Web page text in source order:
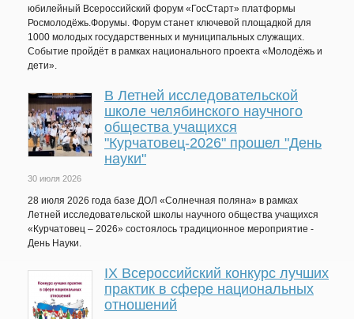
юбилейный Всероссийский форум «ГосСтарт» платформы
Росмолодёжь.Форумы. Форум станет ключевой площадкой для
1000 молодых государственных и муниципальных служащих.
Событие пройдёт в рамках национального проекта «Молодёжь и
дети».
В Летней исследовательской
школе челябинского научного
общества учащихся
"Курчатовец-2026" прошел "День
науки"
30 июля 2026
28 июля 2026 года базе ДОЛ «Солнечная поляна» в рамках
Летней исследовательской школы научного общества учащихся
«Курчатовец – 2026» состоялось традиционное мероприятие -
День Науки.
IХ Всероссийский конкурс лучших
практик в сфере национальных
отношений